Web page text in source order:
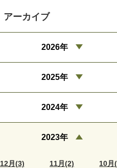
アーカイブ
2026年
2025年
2024年
2023年
12月(3) 11月(2) 10月